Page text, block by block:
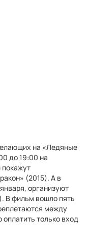
на «Ледяные
до 19:00 на
покажут
(2015). А в
организуют
В фильм вошло пять
между
только вход